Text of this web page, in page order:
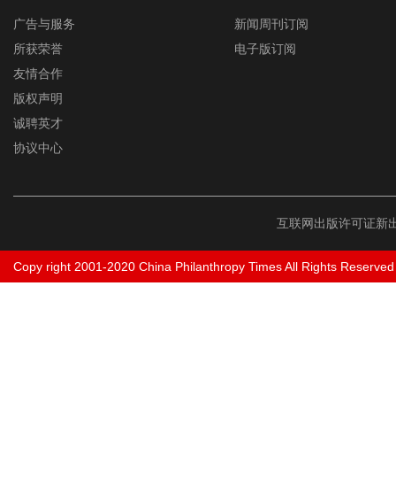
广告与服务
所获荣誉
友情合作
版权声明
诚聘英才
协议中心
新闻周刊订阅
电子版订阅
互联网出版许可证新
Copy right 2001-2020 China Philanthropy Times All Rights Reserved